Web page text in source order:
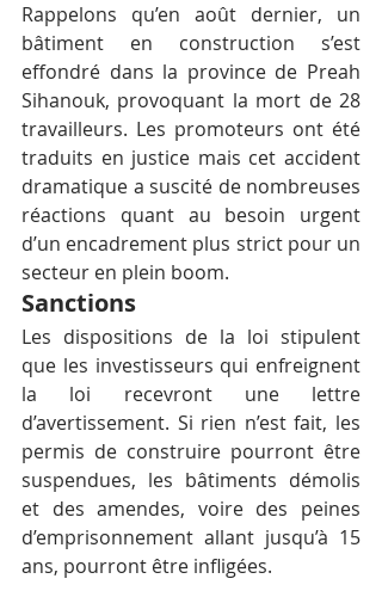
Rappelons qu’en août dernier, un
bâtiment en construction s’est
effondré dans la province de Preah
Sihanouk, provoquant la mort de 28
travailleurs. Les promoteurs ont été
traduits en justice mais cet accident
dramatique a suscité de nombreuses
réactions quant au besoin urgent
d’un encadrement plus strict pour un
secteur en plein boom.
Sanctions
Les dispositions de la loi stipulent
que les investisseurs qui enfreignent
la loi recevront une lettre
d’avertissement. Si rien n’est fait, les
permis de construire pourront être
suspendues, les bâtiments démolis
et des amendes, voire des peines
d’emprisonnement allant jusqu’à 15
ans, pourront être infligées.